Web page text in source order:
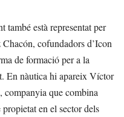
també està representat per
cofundadors d’Icon
de formació per a la
En nàutica hi apareix Víctor
que combina
en el sector dels